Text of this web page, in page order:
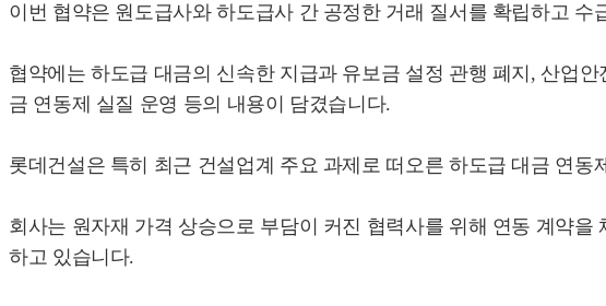
이번 협약은 원도급사와 하도급사 간 공정한 거래 질서를 확립하고
협약에는 하도급 대금의 신속한 지급과 유보금 설정 관행 폐지, 산업
금 연동제 실질 운영 등의 내용이 담겼습니다.
롯데건설은 특히 최근 건설업계 주요 과제로 떠오른 하도급 대금 연
회사는 원자재 가격 상승으로 부담이 커진 협력사를 위해 연동 계약
하고 있습니다.